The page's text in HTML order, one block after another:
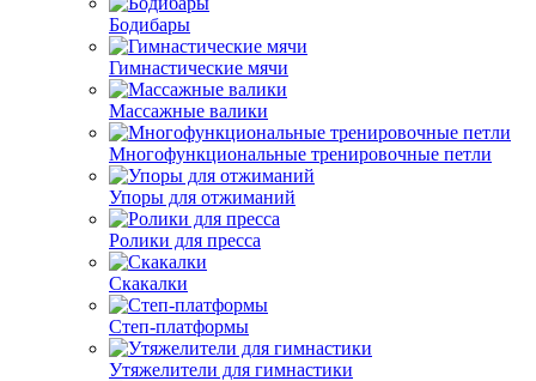
Бодибары
Гимнастические мячи
Массажные валики
Многофункциональные тренировочные петли
Упоры для отжиманий
Ролики для пресса
Скакалки
Степ-платформы
Утяжелители для гимнастики